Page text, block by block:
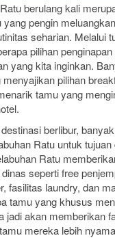
berulang kali
yang pengin
seharian. Melalui
pilihan
yang kita inginkan.
pilihan
tamu yang
berlibur,
Ratu untuk
Ratu
seperti free
fasilitas laundry, dan
tamu yang khusus
jadi akan memberikan
mereka lebih